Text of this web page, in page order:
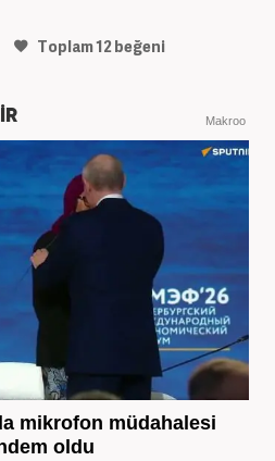
Toplam12beğeni
Makroo
mikrofon müdahalesi
oldu